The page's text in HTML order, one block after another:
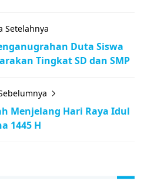
Setelahnya
Duta Siswa
Tingkat SD dan SMP
Menjelang Hari Raya Idul
1445 H